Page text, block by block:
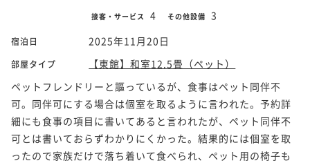
接客・サービス 4 その他設備 3
宿泊日 2025年11月20日
部屋タイプ
【東館】和室12.5畳（ペット）
ペットフレンドリーと謳っているが、食事はペット同伴不
可。同伴可にする場合は個室を取るように言われた。予約詳
細にも食事の項目に書いてあると言われたが、ペット同伴不
可とは書いておらずわかりにくかった。結果的には個室を取
ったので家族だけで落ち着いて食べられ、ペット用の椅子も